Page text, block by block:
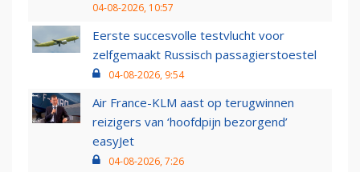
04-08-2026, 10:57
Eerste succesvolle testvlucht voor
zelfgemaakt Russisch passagierstoestel
04-08-2026, 9:54
Air France-KLM aast op terugwinnen
reizigers van ‘hoofdpijn bezorgend’
easyJet
04-08-2026, 7:26